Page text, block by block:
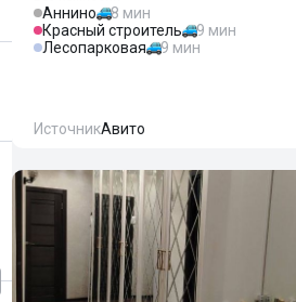
Аннино
8 мин
Красный строитель
9 мин
Лесопарковая
9 мин
ИсточникАвито